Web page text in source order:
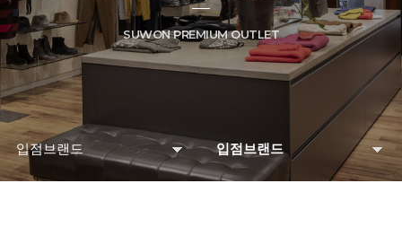
SUWON PREMIUM OUTLET
입점브랜드 입점브랜드